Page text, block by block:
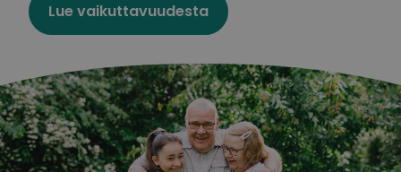
Lue vaikuttavuudesta